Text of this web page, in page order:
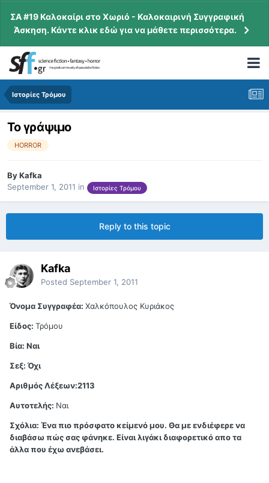
ΣΑ #19 Καλοκαίρι στο Χωριό - Καλοκαιρινή Συγγραφική
Άσκηση. Κάντε κλικ εδώ για να μάθετε περισσότερα.
Ιστορίες Τρόμου
Το γράψιμο
HORROR
ByKafka
September 1, 2011 in Ιστορίες Τρόμου
Reply to this topic
Kafka
Posted September 1, 2011
Όνομα Συγγραφέα: Χαλκόπουλος Κυριάκος
Είδος: Τρόμου
Βία: Ναι
Σεξ: Όχι
Αριθμός Λέξεων:2113
Αυτοτελής: Ναι
Σχόλια: Ένα πιο πρόσφατο κείμενό μου. Θα με ενδιέφερε να
διαβάσω πώς σας φάνηκε. Είναι λιγάκι διαφορετικό απο τα
άλλα που έχω ανεβάσει.